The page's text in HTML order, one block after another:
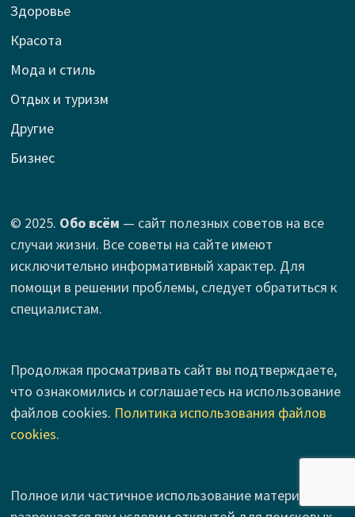
Здоровье
Красота
Мода и стиль
Отдых и туризм
Другие
Бизнес
© 2025. Обо всём — сайт полезных советов на все
случаи жизни. Все советы на сайте имеют
исключительно информативный характер. Для
помощи в решении проблемы, следует обратиться к
специалистам.
Продолжая просматривать сайт вы подтверждаете,
что ознакомились и соглашаетесь на использование
файлов cookies. Политика использования файлов
cookies.
Полное или частичное использование материалов